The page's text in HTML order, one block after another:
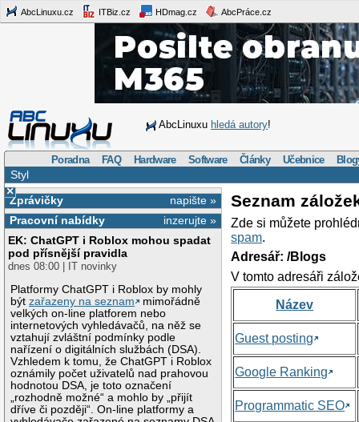
AbcLinuxu.cz ITBiz.cz HDmag.cz AbcPráce.cz
AbcLinuxu hledá autory!
Poradna FAQ Hardware Software Články Učebnice
Styl
×
napište »
Zprávičky
inzerujte »
Pracovní nabídky
EK: ChatGPT i Roblox mohou spadat
pod přísnější pravidla
dnes 08:00 | IT novinky
Platformy ChatGPT i Roblox by mohly
býtzařazeny na seznam
mimořádně
velkých on-line platforem nebo
internetových vyhledávačů, na něž se
vztahují zvláštní podmínky podle
nařízení o digitálních službách (DSA).
Vzhledem k tomu, že ChatGPT i Roblox
oznámily počet uživatelů nad prahovou
hodnotou DSA, je toto označení
„rozhodně možné“ a mohlo by „přijít
dříve či později“. On-line platformy a
Seznam
Zde si můžete
spam.
Adresář: /Blogs
V tomto adresáři
Název
Guest posting
Google Ranking
Programmatic SEO